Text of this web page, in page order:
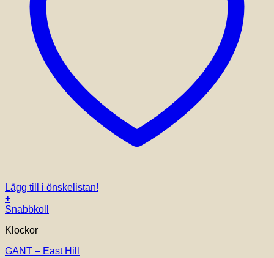
Lägg till i önskelistan!
+
Snabbkoll
Klockor
GANT – East Hill